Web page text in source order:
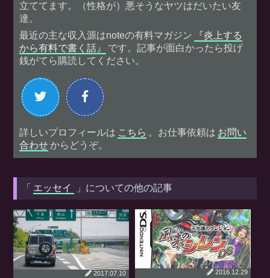
立ててます。（性格が）悪そうなヤツはだいたい友
達。
最近の主な収入源はnoteの有料マガジン
『炎上する
から有料で書く話』
です。記事が面白かったら投げ
銭がてら購読してください。
詳しいプロフィールは こちら 。お仕事依頼は お問い
合わせ からどうぞ。
「 エッセイ 」についての他の記事
2017.07.10 2016.12.29